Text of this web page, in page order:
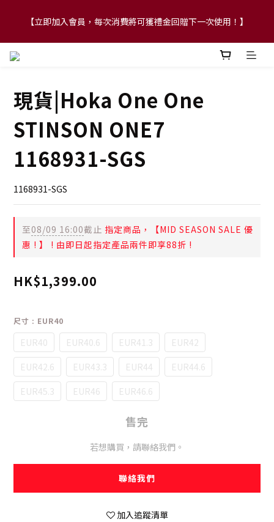
【FLASH SALE 兩件指定現貨產品即享88折】
【立即加入會員，每次消費將可獲禮金回贈下一次使用！】
【FLASH SALE 兩件指定現貨產品即享88折】
現貨|Hoka One One
STINSON ONE7
1168931-SGS
1168931-SGS
至08/09 16:00截止 指定商品，【MID SEASON SALE 優
惠 ! 】 ! 由即日起指定產品兩件即享88折 !
HK$1,399.00
尺寸 : EUR40
EUR40 EUR40.6 EUR41.3
EUR42
EUR42.6
EUR43.3 EUR44
EUR44.6
EUR45.3
EUR46 EUR46.6
售完
若想購買，請聯絡我們。
聯絡我們
加入追蹤清單